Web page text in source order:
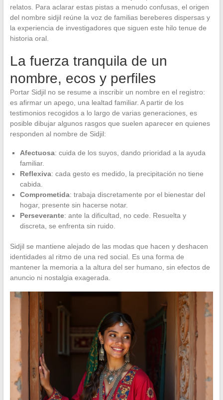
relatos. Para aclarar estas pistas a menudo confusas, el origen
del nombre sidjil reúne la voz de familias bereberes dispersas y
la experiencia de investigadores que siguen este hilo tenue de
historia oral.
La fuerza tranquila de un
nombre, ecos y perfiles
Portar Sidjil no se resume a inscribir un nombre en el registro:
es afirmar un apego, una lealtad familiar. A partir de los
testimonios recogidos a lo largo de varias generaciones, es
posible dibujar algunos rasgos que suelen aparecer en quienes
responden al nombre de Sidjil:
Afectuosa: cuida de los suyos, dando prioridad a la ayuda
familiar.
Reflexiva: cada gesto es medido, la precipitación no tiene
cabida.
Comprometida: trabaja discretamente por el bienestar del
hogar, presente sin hacerse notar.
Perseverante: ante la dificultad, no cede. Resuelta y
discreta, se enfrenta sin ruido.
Sidjil se mantiene alejado de las modas que hacen y deshacen
identidades al ritmo de una red social. Es una forma de
mantener la memoria a la altura del ser humano, sin efectos de
anuncio ni nostalgia exagerada.